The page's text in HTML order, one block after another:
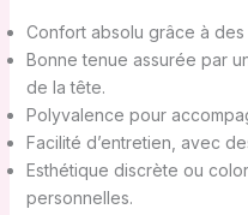
Confort absolu grâce à
Bonne tenue assurée par
de la tête.
Polyvalence pour
Facilité d’entretien, avec
Esthétique discrète ou
personnelles.